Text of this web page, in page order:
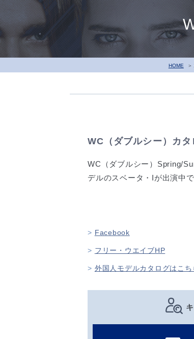
HOME
WC（ダブルシー）カタ
WC（ダブルシー）Spring/
デルのスベータ・Iが出演中で
Facebook
フリー・ウエイブHP
外国人モデルカタログはこち